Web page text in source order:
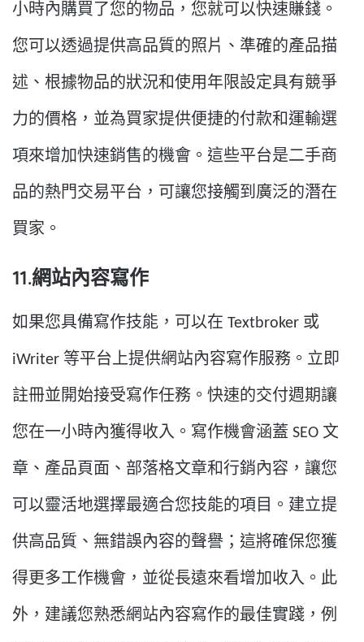
小時內購買了您的物品，您就可以快速賺錢。
您可以透過提供高品質的照片、準確的產品描
述、根據物品的狀況和使用年限設定具有競爭
力的價格，並為買家提供便捷的付款和運輸選
項來增加快速銷售的機會。這些平台是二手商
品的熱門交易平台，可讓您接觸到廣泛的潛在
買家。
11.網站內容寫作
如果您具備寫作技能，可以在 Textbroker 或
iWriter 等平台上提供網站內容寫作服務。立即
註冊並開始接受寫作任務。快速的交付週期讓
您在一小時內獲得收入。寫作機會涵蓋 SEO 文
章、產品頁面、部落格文章和行銷內容，讓您
可以靈活地選擇最適合您技能的項目。建立提
供高品質、無錯誤內容的聲譽；這將確保您獲
得更多工作機會，並從長遠來看增加收入。此
外，建議您熟悉網站內容寫作的最佳實踐，例